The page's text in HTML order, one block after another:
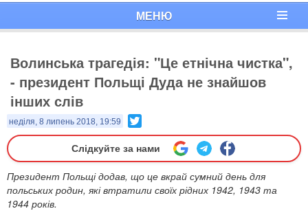
МЕНЮ
Волинська трагедія: "Це етнічна чистка",
- президент Польщі Дуда не знайшов
інших слів
неділя, 8 липень 2018, 19:59
Слідкуйте за нами
Президент Польщі додав, що це вкрай сумний день для
польських родин, які втратили своїх рідних 1942, 1943 та
1944 років.